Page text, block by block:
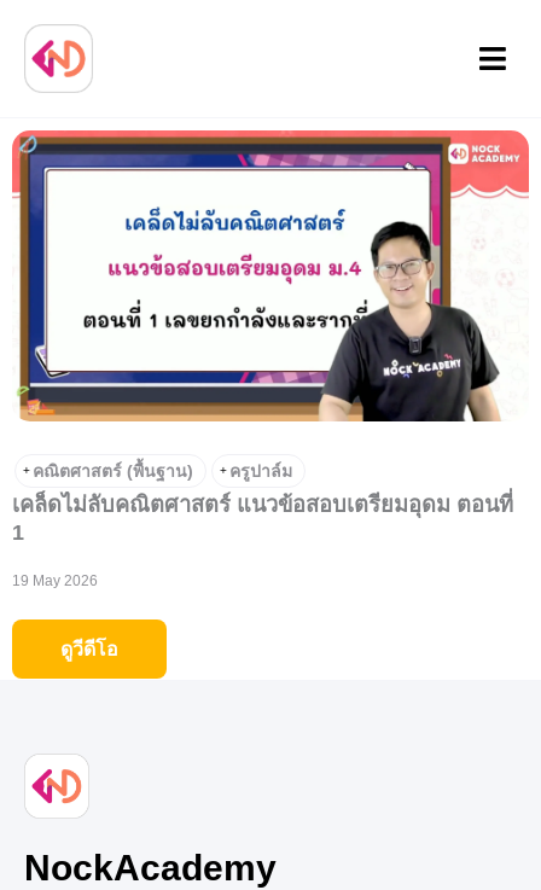
Menu
+ คณิตศาสตร์ (พื้นฐาน) + ครูปาล์ม
เคล็ดไม่ลับคณิตศาสตร์ แนวข้อสอบเตรียมอุดม ตอนที่
1
19 May 2026
ดูวีดีโอ
NockAcademy